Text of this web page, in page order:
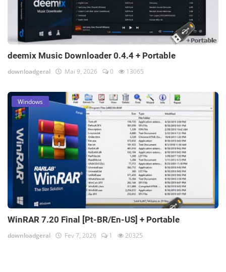
deemix Music Downloader 0.4.4 + Portable
downloadgeral Mai 9, 2026 0 13065
Windows
WinRAR 7.20 Final [Pt-BR/En-US] + Portable
downloadgeral Fev 7, 2026 1 20325